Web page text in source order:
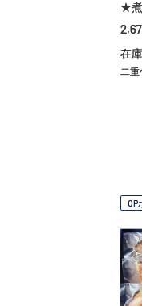
★煮
在
二重
OP